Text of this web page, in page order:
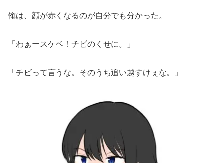
俺は、顔が赤くなるのが自分でも分かった。
「わぁースケベ！チビのくせに。」
「チビって言うな。そのうち追い越すけぇな。」